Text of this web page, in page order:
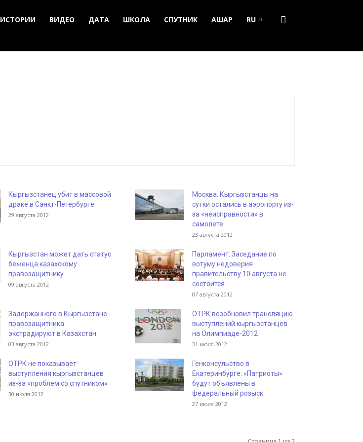
ИСТОРИИ ВИДЕО ДАТА ШКОЛА СПУТНИК АШАР RU
Кыргызстанец убит в массовой
драке в Санкт-Петербурге
29 августа 2012
Москва: Кыргызстанцы на
сутки остались в аэропорту из-
за «неисправности» в
самолете
23 августа 2012
Кыргызстан может дать статус
беженца казахскому
правозащитнику
09 августа 2012
Парламент: Заседание по
вотуму недоверия
правительству 10 августа не
состоится
07 августа 2012
Задержанного в Кыргызстане
правозащитника
экстрадируют в Казахстан
03 августа 2012
ОТРК возобновил трансляцию
выступлений кыргызстанцев
на Олимпиаде-2012
31 июля 2012
ОТРК не показывает
выступления кыргызстанцев
из-за «проблем со спутником»
30 июля 2012
Генконсульство в
Екатеринбурге: «Патриоты»
будут объявлены в
федеральный розыск
27 июля 2012